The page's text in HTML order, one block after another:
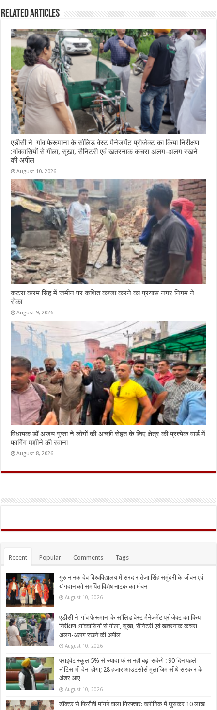
Related Articles
एडीसी ने गांव फेरूमाना के सॉलिड वेस्ट मैनेजमेंट प्रोजेक्ट का किया निरीक्षण
:गांववासियों से गीला, सूखा, सैनिटरी एवं खतरनाक कचरा अलग-अलग रखने
की अपील
August 10, 2026
कटरा करम सिंह में जमीन पर कथित कब्जा करने का प्रयास नगर निगम ने
रोका
August 9, 2026
विधायक डॉ अजय गुप्ता ने लोगों की अच्छी सेहत के लिए क्षेत्र की प्रत्येक वार्ड में
फागिंग मशीने की रवाना
August 8, 2026
Recent Popular Comments Tags
गुरु नानक देव विश्वविद्यालय में सरदार तेजा सिंह समुंदरी के जीवन एवं
योगदान को समर्पित विशेष नाटक का मंचन
August 10, 2026
एडीसी ने गांव फेरूमाना के सॉलिड वेस्ट मैनेजमेंट प्रोजेक्ट का किया
निरीक्षण :गांववासियों से गीला, सूखा, सैनिटरी एवं खतरनाक कचरा
अलग-अलग रखने की अपील
August 10, 2026
प्राइवेट स्कूल 5% से ज्यादा फीस नहीं बढ़ा सकेंगे : 90 दिन पहले
नोटिस भी देना होगा; 28 हजार आउटसोर्स मुलाजिम सीधे सरकार के
अंडर आए
August 10, 2026
डॉक्टर से फिरौती मांगने वाला गिरफ्तार: क्लीनिक में घुसकर 10 लाख